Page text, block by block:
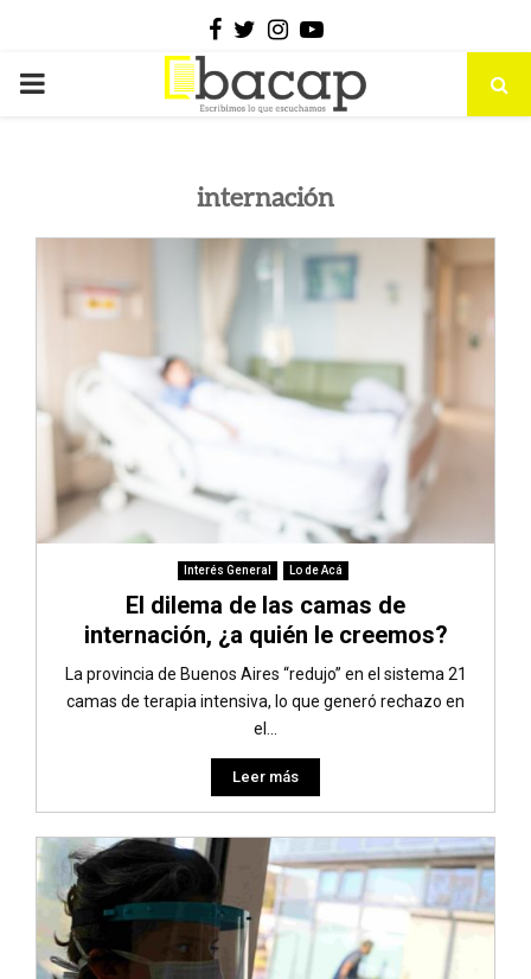
Facebook
Twitter
Instagram
Youtube
PRIMARY
internación
Interés General Lo de Acá
El dilema de las camas de
internación, ¿a quién le creemos?
La provincia de Buenos Aires “redujo” en el sistema 21
camas de terapia intensiva, lo que generó rechazo en
el...
Leer más